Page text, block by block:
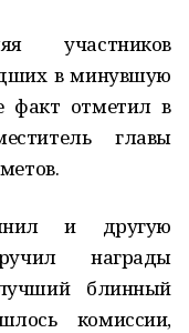
участников
в минувшую
факт отметил в
главы
и другую
награды
блинный
комиссии,